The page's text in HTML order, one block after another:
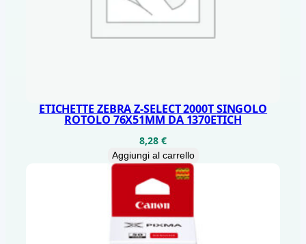
ETICHETTE ZEBRA Z-SELECT 2000T SINGOLO
ROTOLO 76X51MM DA 1370ETICH
8,28 €
Aggiungi al carrello